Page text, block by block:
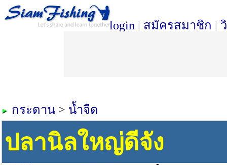
login | สมัครสมาชิก |
กระดาน > น้ำจืด
ปลานิลใหญ่ดีจัง